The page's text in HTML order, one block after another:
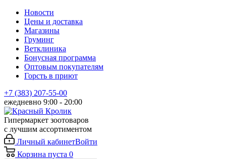
Новости
Цены и доставка
Магазины
Груминг
Ветклиника
Бонусная программа
Оптовым покупателям
Горсть в приют
+7 (383) 207-55-00
ежедневно 9:00 - 20:00
Гипермаркет зоотоваров
с лучшим ассортиментом
Личный кабинетВойти
Корзина пуста 0